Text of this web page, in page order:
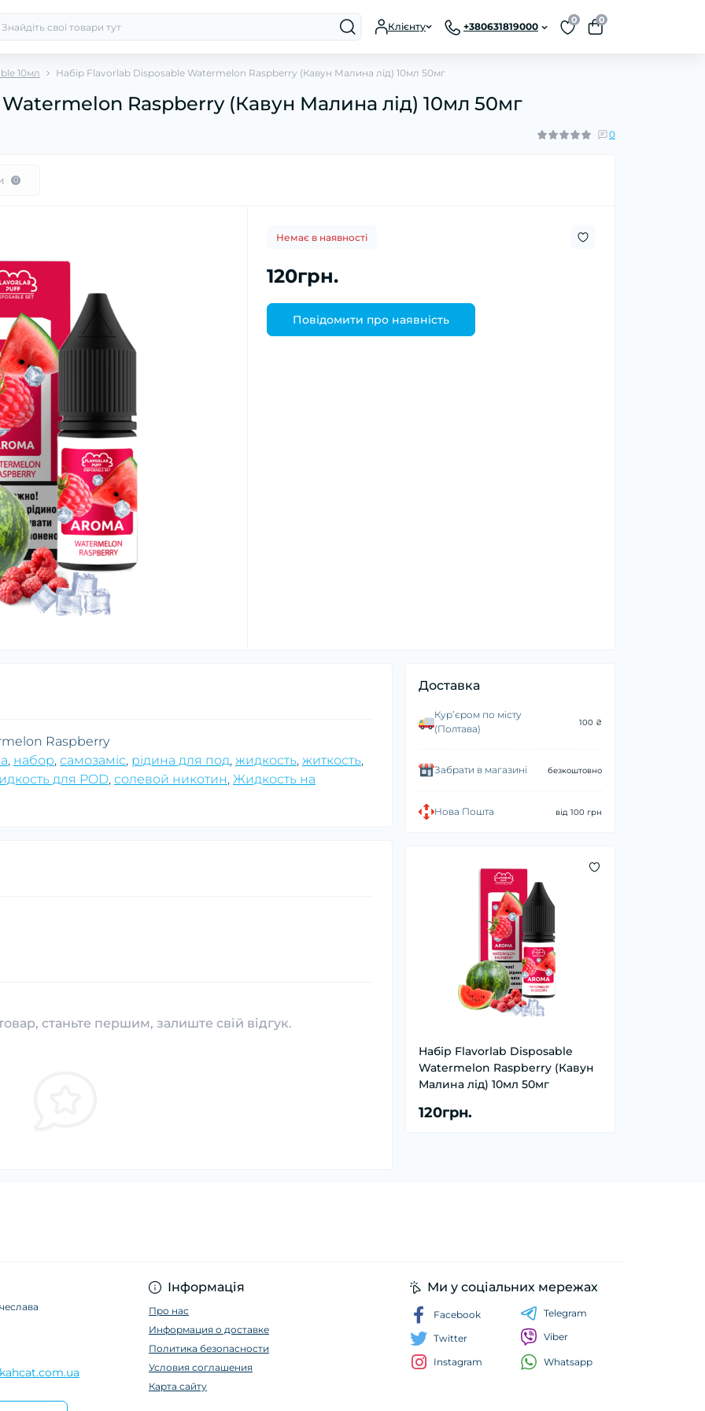
Клієнту +380631819000
0 0
10мл Набір Flavorlab Disposable Watermelon Raspberry (Кавун Малина лід) 10мл 50мг
Raspberry (Кавун Малина лід) 10мл 50мг
0
0
Немає в наявності
120грн.
Повідомити про наявність
Доставка
Курʼєром по місту
(Полтава)
100 ₴
Забрати в магазині безкоштовно
Нова Пошта від 100 грн
Набір Flavorlab Disposable
Watermelon Raspberry (Кавун
Малина лід) 10мл 50мг
120грн.
Raspberry
, набор, самозаміс, рідина для под, жидкость, житкость,
для POD, солевой никотин, Жидкость на
станьте першим, залиште свій відгук.
Інформація
Про нас
Информация о доставке
Политика безопасности
Условия соглашения
Карта сайту
Ми у соціальних мережах
Facebook
Twitter
Instagram
Telegram
Viber
Whatsapp